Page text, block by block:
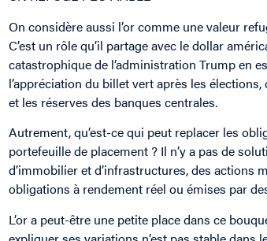
On considère aussi l’or comme une valeur
C’est un rôle qu’il partage avec le dollar
catastrophique de l’administration Trump en
l’appréciation du billet vert après les
et les réserves des banques centrales.
Autrement, qu’est-ce qui peut replacer les
portefeuille de placement ? Il n’y a pas de
d’immobilier et d’infrastructures, des actions
obligations à rendement réel ou émises par
L’or a peut-être une petite place dans ce